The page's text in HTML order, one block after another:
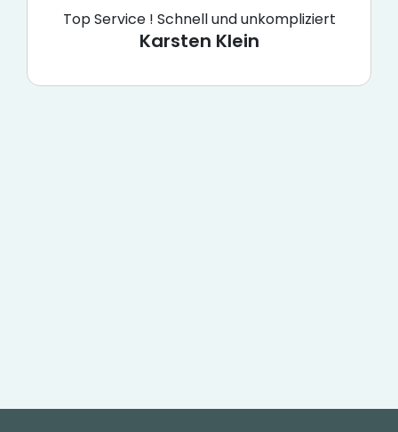
Top Service ! Schnell und unkompliziert
Karsten Klein